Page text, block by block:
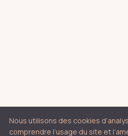
Nous utilisons des cookies
comprendre l’usage du site et